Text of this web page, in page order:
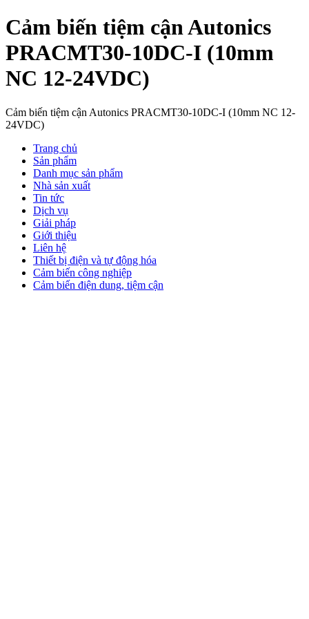
Cảm biến tiệm cận Autonics
PRACMT30-10DC-I (10mm
NC 12-24VDC)
Cảm biến tiệm cận Autonics PRACMT30-10DC-I (10mm NC 12-
24VDC)
Trang chủ
Sản phẩm
Danh mục sản phẩm
Nhà sản xuất
Tin tức
Dịch vụ
Giải pháp
Giới thiệu
Liên hệ
Thiết bị điện và tự động hóa
Cảm biến công nghiệp
Cảm biến điện dung, tiệm cận